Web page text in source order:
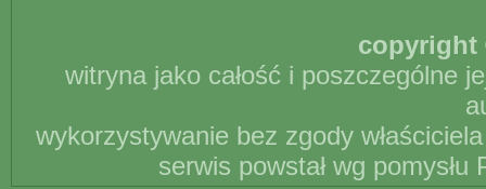
copyright
witryna jako całość i poszczególne
wykorzystywanie bez zgody
serwis powstał wg